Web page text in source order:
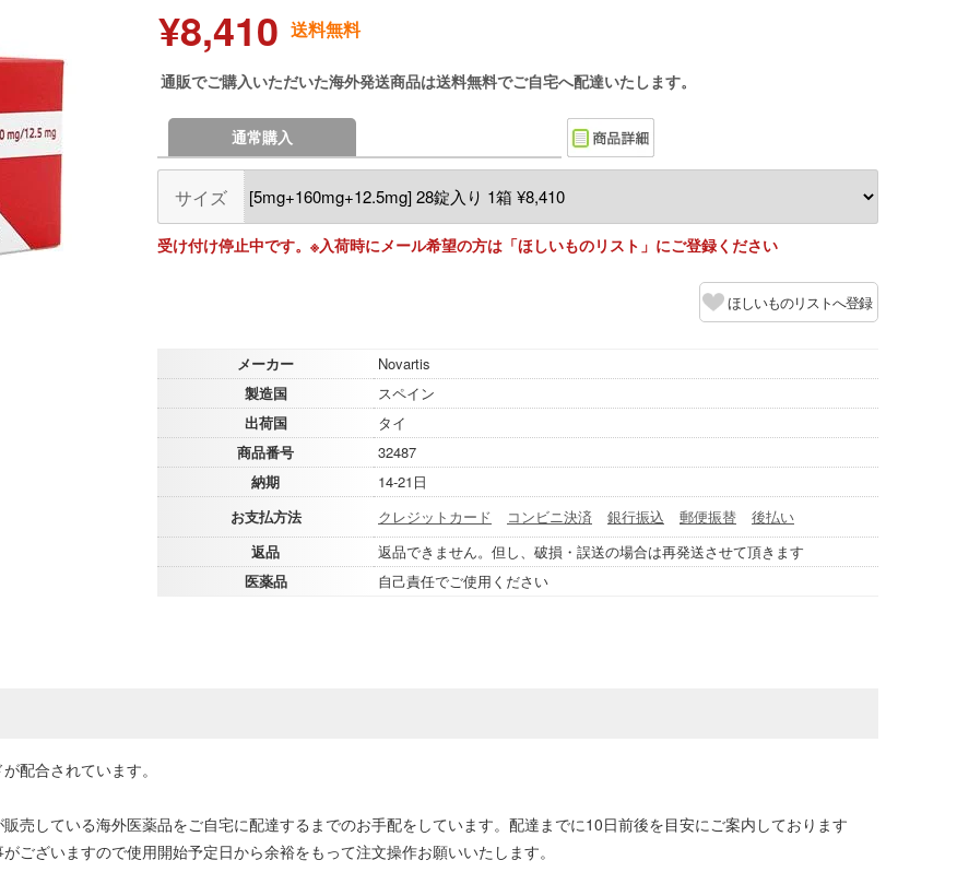
¥8,410 送料無料
通販でご購入いただいた海外発送商品は送料無料でご自宅へ配達いたします。
通常購入
サイズ
受け付け停止中です。※入荷時にメール希望の方は「ほしいものリスト」にご登録ください
ほしいものリストへ登録
メーカー
Novartis
製造国
スペイン
出荷国
タイ
商品番号
32487
納期
14-21日
お支払方法
クレジットカード コンビニ決済 銀行振込 郵便振替
後払い
返品
返品できません。但し、破損・誤送の場合は再発送させて頂きます
医薬品
自己責任でご使用ください
配合されています。
売している海外医薬品をご自宅に配達するまでのお手配をしています。配達までに10日前後を目安にご案内しております
ございますので使用開始予定日から余裕をもって注文操作お願いいたします。